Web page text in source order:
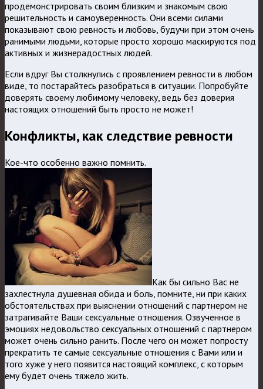
продемонстрировать своим близким и знакомым свою
решительность и самоуверенность. Они всеми силами
показывают свою ревность и любовь, будучи при этом очень
ранимыми людьми, которые просто хорошо маскируются под
активных и жизнерадостных людей.
Если вдруг Вы столкнулись с проявлением ревности в любом
виде, то постарайтесь разобраться в ситуации. Попробуйте
доверять своему любимому человеку, ведь без доверия
настоящих отношений быть просто не может!
Конфликты, как следствие ревности
Кое-что особенно важно помнить.
Как бы сильно Вас не
захлестнула душевная обида и боль, помните, ни при каких
обстоятельствах при выяснении отношений с партнером не
затрагивайте Ваши сексуальные отношения. Озвученное в
эмоциях недовольство сексуальных отношений с партнером
может очень сильно ранить. После чего он может попросту
прекратить те самые сексуальные отношения с Вами или и
того хуже у него появится настоящий комплекс, с которым
ему будет очень тяжело жить.